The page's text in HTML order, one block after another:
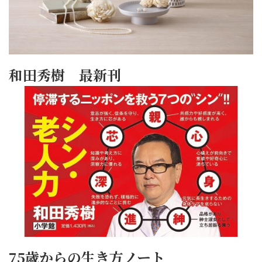
和田秀樹 最新刊
75歳からの生き方ノート